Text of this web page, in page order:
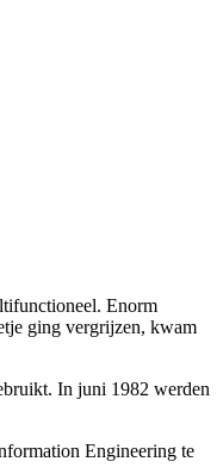
Enorm
ging vergrijzen, kwam
In juni 1982 werden
Engineering te